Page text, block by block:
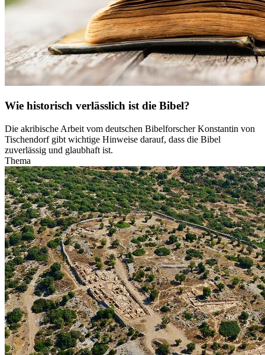
Wie historisch verlässlich ist die Bibel?
Die akribische Arbeit vom deutschen Bibelforscher Konstantin von
Tischendorf gibt wichtige Hinweise darauf, dass die Bibel
zuverlässig und glaubhaft ist.
Thema